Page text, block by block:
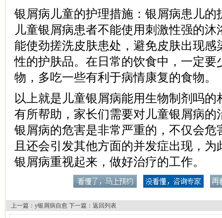
银屑病儿童的护理措施：银屑病患儿的
儿童银屑病患者不能使用刺激性强的
能使劲搓洗皮肤患处，避免皮肤出现感
性的护肤品。在日常的饮食中，一定要
物，多吃一些有利于病情康复的食物。
以上就是儿童银屑病能用生物制剂吗的
有所帮助，家长们需要对儿童银屑病的
银屑病的危害是非常严重的，不仅会危
且还会引发其他方面的并发症出现，
银屑病重视起来，做好治疗的工作。
上一篇： y银屑病自愈 下一篇： 返回列表